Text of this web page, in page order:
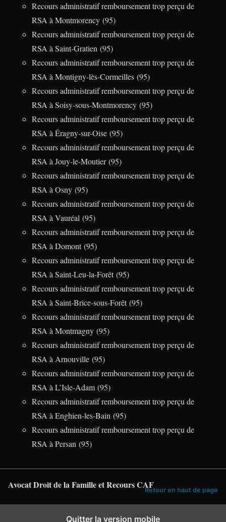
Recours administratif remboursement trop perçu de
RSA à Montmorency (95)
Recours administratif remboursement trop perçu de
RSA à Saint-Gratien (95)
Recours administratif remboursement trop perçu de
RSA à Montigny-lès-Cormeilles (95)
Recours administratif remboursement trop perçu de
RSA à Soisy-sous-Montmorency (95)
Recours administratif remboursement trop perçu de
RSA à Éragny-sur-Oise (95)
Recours administratif remboursement trop perçu de
RSA à Jouy-le-Moutier (95)
Recours administratif remboursement trop perçu de
RSA à Osny (95)
Recours administratif remboursement trop perçu de
RSA à Vauréal (95)
Recours administratif remboursement trop perçu de
RSA à Domont (95)
Recours administratif remboursement trop perçu de
RSA à Saint-Leu-la-Forêt (95)
Recours administratif remboursement trop perçu de
RSA à Saint-Brice-sous-Forêt (95)
Recours administratif remboursement trop perçu de
RSA à Montmagny (95)
Recours administratif remboursement trop perçu de
RSA à Arnouville (95)
Recours administratif remboursement trop perçu de
RSA à L’Isle-Adam (95)
Recours administratif remboursement trop perçu de
RSA à Enghien-les-Bain (95)
Recours administratif remboursement trop perçu de
RSA à Persan (95)
Avocat Droit de la Famille et Recours CAFRetour en haut de page
Quitter la version mobile